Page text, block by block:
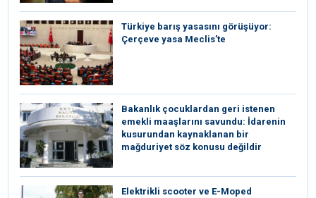
Türkiye barış yasasını görüşüyor:
Çerçeve yasa Meclis’te
Bakanlık çocuklardan geri istenen
emekli maaşlarını savundu: İdarenin
kusurundan kaynaklanan bir
mağduriyet söz konusu değildir
Elektrikli scooter ve E-Moped